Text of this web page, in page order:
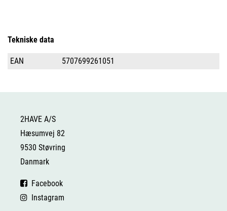
Tekniske data
EAN 5707699261051
2HAVE A/S
Hæsumvej 82
9530 Støvring
Danmark
Facebook
Instagram